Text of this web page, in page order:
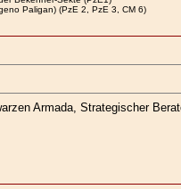
Paligan) (PzE 2, PzE 3, CM 6)
Armada, Strategischer